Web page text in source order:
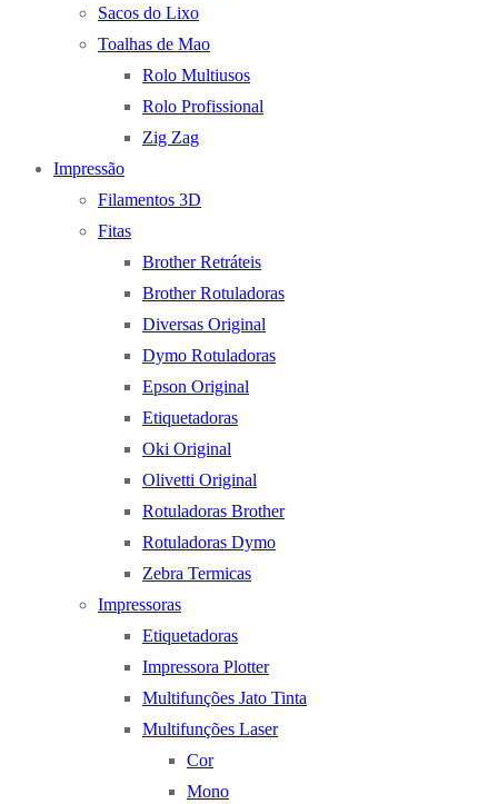
Sacos do Lixo
Toalhas de Mao
Rolo Multiusos
Rolo Profissional
Zig Zag
Impressão
Filamentos 3D
Fitas
Brother Retráteis
Brother Rotuladoras
Diversas Original
Dymo Rotuladoras
Epson Original
Etiquetadoras
Oki Original
Olivetti Original
Rotuladoras Brother
Rotuladoras Dymo
Zebra Termicas
Impressoras
Etiquetadoras
Impressora Plotter
Multifunções Jato Tinta
Multifunções Laser
Cor
Mono